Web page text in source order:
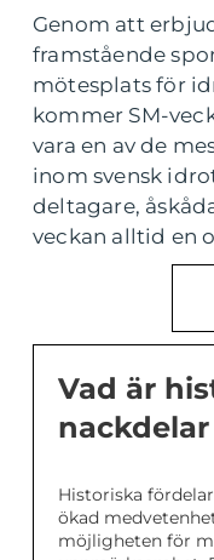
Genom att
framstående
mötesplats för
kommer SM-
vara en av de
inom svensk
deltagare,
veckan alltid en
Vad är
Historiska
ökad
möjligheten för